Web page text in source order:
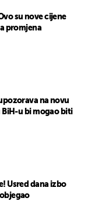
su nove cijene
promjena
na novu
u bi mogao biti
Usred dana izbo